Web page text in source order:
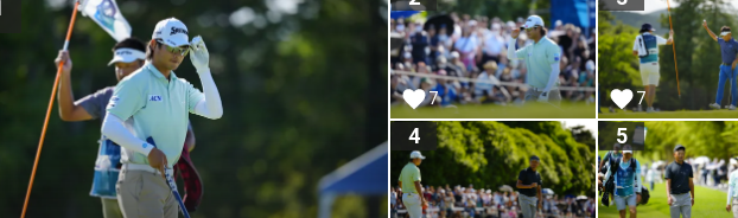
7 7
4 5